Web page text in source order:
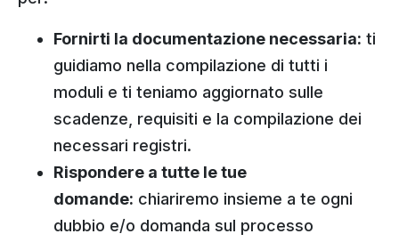
Fornirti la documentazione necessaria: ti
guidiamo nella compilazione di tutti i
moduli e ti teniamo aggiornato sulle
scadenze, requisiti e la compilazione dei
necessari registri.
Rispondere a tutte le tue
domande: chiariremo insieme a te ogni
dubbio e/o domanda sul processo